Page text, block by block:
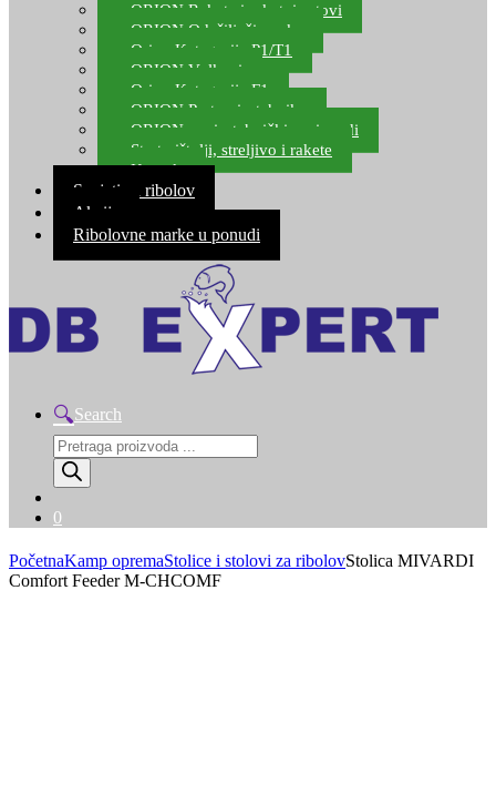
ORION Rakete i raketni setovi
ORION Odašiljači zvuka
Orion Kategorija P1/T1
ORION Vulkani
Orion Kategorija F1
ORION Party pirotehnika
ORION nepirotehnički proizvodi
Start pištolji, streljivo i rakete
Kontakt
Savjeti za ribolov
Akcija
Ribolovne marke u ponudi
Search
Products
search
0
PočetnaKamp opremaStolice i stolovi za ribolovStolica MIVARDI
Comfort Feeder M-CHCOMF